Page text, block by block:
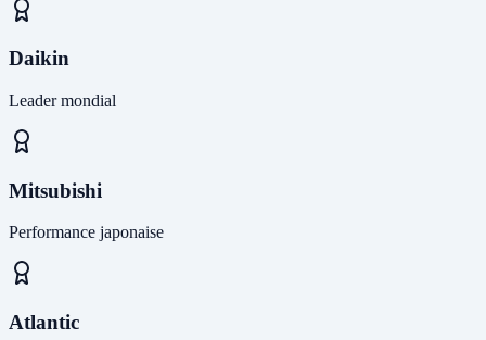
Daikin
Leader mondial
Mitsubishi
Performance japonaise
Atlantic